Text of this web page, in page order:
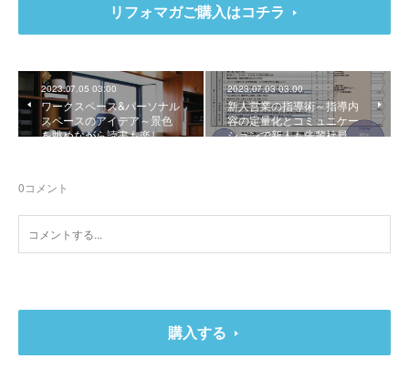
リフォマガご購入はコチラ
2023.07.05 03:00
ワークスペース&パーソナル
スペースのアイデア～景色
を眺めながら読書も楽し…
2023.07.03 03:00
新人営業の指導術～指導内
容の定量化とコミュニケー
ションで新人も先輩社員…
0コメント
購入する